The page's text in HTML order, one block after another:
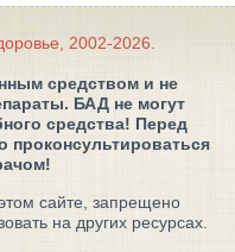
2002-2026.
средством и не
БАД не могут
средства! Перед
сайте, запрещено
на других ресурсах.